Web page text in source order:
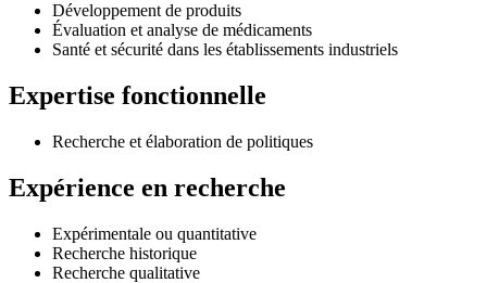
Développement de produits
Évaluation et analyse de médicaments
Santé et sécurité dans les établissements industriels
Expertise fonctionnelle
Recherche et élaboration de politiques
Expérience en recherche
Expérimentale ou quantitative
Recherche historique
Recherche qualitative